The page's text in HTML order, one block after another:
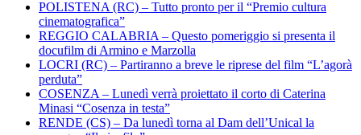
POLISTENA (RC) – Tutto pronto per il “Premio cultura
cinematografica”
REGGIO CALABRIA – Questo pomeriggio si presenta il
docufilm di Armino e Marzolla
LOCRI (RC) – Partiranno a breve le riprese del film “L’agorà
perduta”
COSENZA – Lunedì verrà proiettato il corto di Caterina
Minasi “Cosenza in testa”
RENDE (CS) – Da lunedì torna al Dam dell’Unical la